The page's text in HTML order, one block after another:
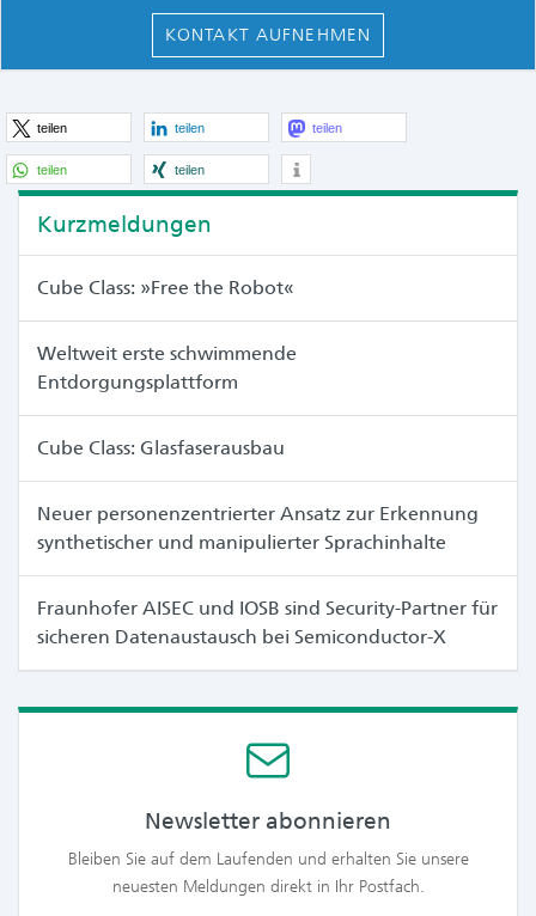
KONTAKT AUFNEHMEN
teilen teilen teilen
teilen teilen
Kurzmeldungen
Cube Class: »Free the Robot«
Weltweit erste schwimmende
Entdorgungsplattform
Cube Class: Glasfaserausbau
Neuer personenzentrierter Ansatz zur Erkennung
synthetischer und manipulierter Sprachinhalte
Fraunhofer AISEC und IOSB sind Security-Partner für
sicheren Datenaustausch bei Semiconductor-X
Newsletter abonnieren
Bleiben Sie auf dem Laufenden und erhalten Sie unsere
neuesten Meldungen direkt in Ihr Postfach.